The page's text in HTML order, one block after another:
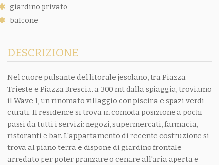
giardino privato
balcone
DESCRIZIONE
Nel cuore pulsante del litorale jesolano, tra Piazza
Trieste e Piazza Brescia, a 300 mt dalla spiaggia, troviamo
il Wave 1, un rinomato villaggio con piscina e spazi verdi
curati. Il residence si trova in comoda posizione a pochi
passi da tutti i servizi: negozi, supermercati, farmacia,
ristoranti e bar. L'appartamento di recente costruzione si
trova al piano terra e dispone di giardino frontale
arredato per poter pranzare o cenare all'aria aperta e